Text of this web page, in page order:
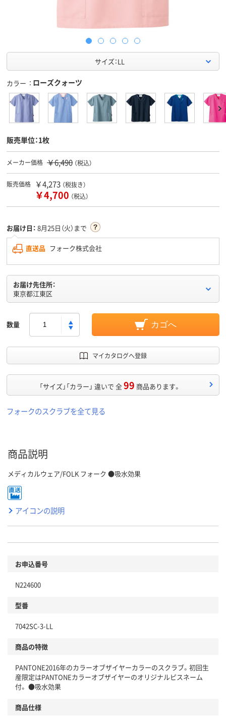
サイズ：LL
カラー ローズクォーツ
販売単位：1枚
メーカー価格 ￥6,490 （税込）
販売価格 ￥4,273 （税抜き）
￥4,700 （税込）
お届け日： 8月25日（火）まで
直送品 フォーク株式会社
お届け先住所：
東京都江東区
数量 カゴへ
マイカタログへ登録
「サイズ」「カラー」 違いで 全99 商品あります。
フォークのスクラブを全て見る
商品説明
メディカルウェア/FOLK フォーク ●吸水効果
アイコンの説明
お申込番号
N224600
型番
7042SC-3-LL
商品の特徴
PANTONE2016年のカラーオブザイヤーカラーのスクラブ。初回生
産限定はPANTONEカラーオブザイヤーのオリジナルピスネーム
付。 ●吸水効果
商品仕様